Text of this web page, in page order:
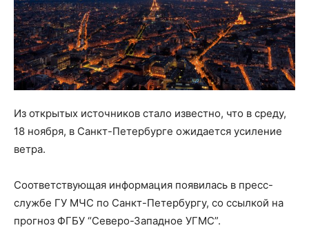
Из открытых источников стало известно, что в среду,
18 ноября, в Санкт-Петербурге ожидается усиление
ветра.
Соответствующая информация появилась в пресс-
службе ГУ МЧС по Санкт-Петербургу, со ссылкой на
прогноз ФГБУ “Северо-Западное УГМС”.